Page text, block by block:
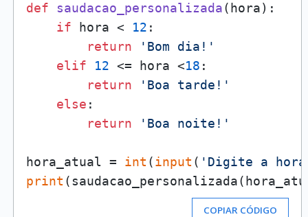
def saudacao_personalizada( hora):
if hora < 12 :
return
'Bom dia!'
elif
12 <= hora <18 :
return
'Boa tarde!'
else :
return
'Boa noite!'
hora_atual = int (input ( 'Digite a
print
COPIAR CÓDIGO